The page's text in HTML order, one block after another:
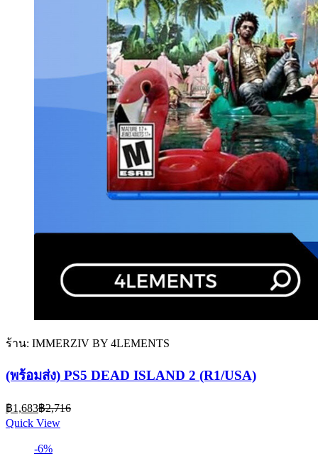
ร้าน: IMMERZIV BY 4LEMENTS
(พร้อมส่ง) PS5 DEAD ISLAND 2 (R1/USA)
฿1,683Current
price
is:
฿1,683.
฿2,716
Quick View
-6%